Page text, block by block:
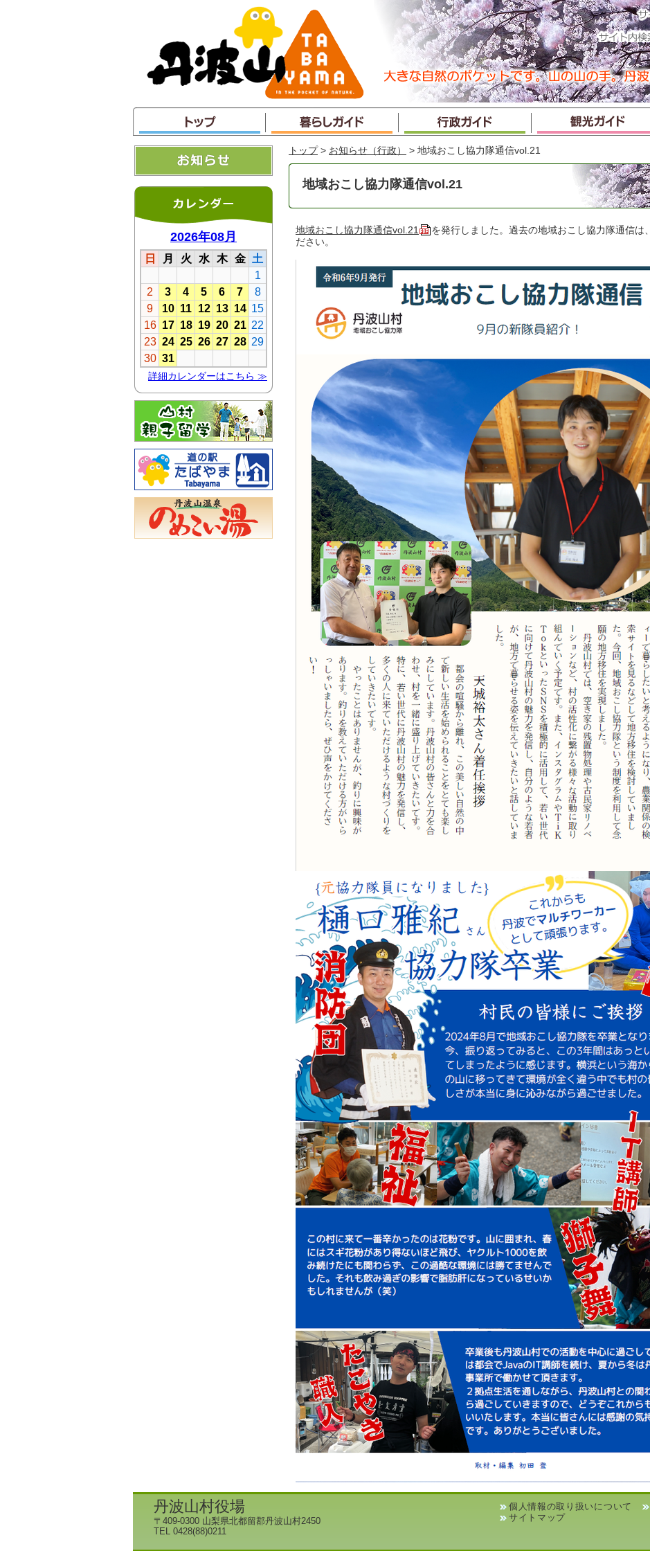
ャ
ン
プ
トップ > お知らせ（行政） > 地域おこし協力隊通信vol.21
地域おこし協力隊通信vol.21
地域おこし協力隊通信vol.21 を発行しました。過去の地域おこし協力隊通信は、
ださい。
丹波山村役場
〒409-0300 山梨県北都留郡丹波山村2450
TEL 0428(88)0211
個人情報の取り扱いについて
サイトマップ